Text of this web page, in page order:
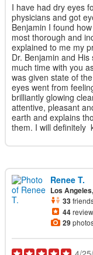
I have had dry eyes
physicians and got
Benjamin I found
most thorough and
explained to me my
Dr. Benjamin and
much time with you
was given state of
eyes went from
brilliantly glowing
attentive, pleasant
earth and explains
them. I will definitely
Renee T.
Los
33
44
29